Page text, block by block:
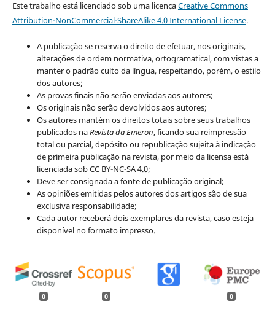
Este trabalho está licenciado sob uma licençaCreative Commons
Attribution-NonCommercial-ShareAlike 4.0 International License.
A publicação se reserva o direito de efetuar, nos originais,
alterações de ordem normativa, ortogramatical, com vistas a
manter o padrão culto da língua, respeitando, porém, o estilo
dos autores;
As provas finais não serão enviadas aos autores;
Os originais não serão devolvidos aos autores;
Os autores mantém os direitos totais sobre seus trabalhos
publicados naRevista da Emeron, ficando sua reimpressão
total ou parcial, depósito ou republicação sujeita à indicação
de primeira publicação na revista, por meio da licensa está
licenciada sob CC BY-NC-SA 4.0;
Deve ser consignada a fonte de publicação original;
As opiniões emitidas pelos autores dos artigos são de sua
exclusiva responsabilidade;
Cada autor receberá dois exemplares da revista, caso esteja
disponível no formato impresso.
0 0 0